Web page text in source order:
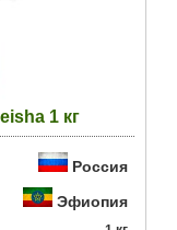
1 кг
Россия
Эфиопия